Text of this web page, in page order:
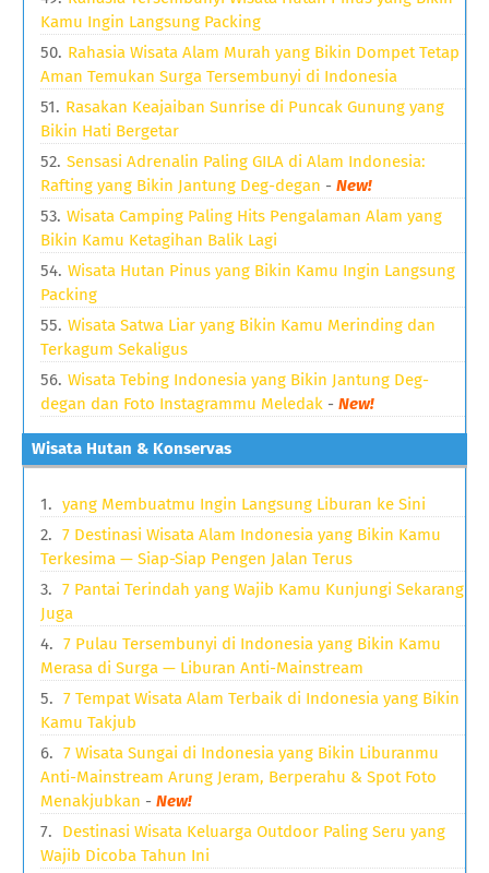
Kamu Ingin Langsung Packing
Rahasia Wisata Alam Murah yang Bikin Dompet Tetap
Aman Temukan Surga Tersembunyi di Indonesia
Rasakan Keajaiban Sunrise di Puncak Gunung yang
Bikin Hati Bergetar
Sensasi Adrenalin Paling GILA di Alam Indonesia:
Rafting yang Bikin Jantung Deg-degan -New!
Wisata Camping Paling Hits Pengalaman Alam yang
Bikin Kamu Ketagihan Balik Lagi
Wisata Hutan Pinus yang Bikin Kamu Ingin Langsung
Packing
Wisata Satwa Liar yang Bikin Kamu Merinding dan
Terkagum Sekaligus
Wisata Tebing Indonesia yang Bikin Jantung Deg-
degan dan Foto Instagrammu Meledak -New!
Wisata Hutan & Konservas
yang Membuatmu Ingin Langsung Liburan ke Sini
7 Destinasi Wisata Alam Indonesia yang Bikin Kamu
Terkesima — Siap-Siap Pengen Jalan Terus
7 Pantai Terindah yang Wajib Kamu Kunjungi Sekarang
Juga
7 Pulau Tersembunyi di Indonesia yang Bikin Kamu
Merasa di Surga — Liburan Anti-Mainstream
7 Tempat Wisata Alam Terbaik di Indonesia yang Bikin
Kamu Takjub
7 Wisata Sungai di Indonesia yang Bikin Liburanmu
Anti-Mainstream Arung Jeram, Berperahu & Spot Foto
Menakjubkan -New!
Destinasi Wisata Keluarga Outdoor Paling Seru yang
Wajib Dicoba Tahun Ini